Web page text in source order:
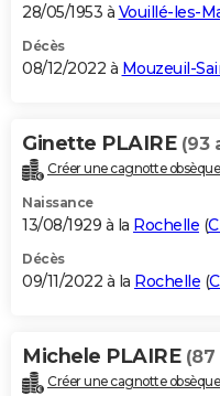
28/05/1953 à Vouillé-les-
Décès
08/12/2022 à Mouzeuil-
Ginette PLAIRE (93
Créer une cagnotte
Naissance
13/08/1929 à la Rochelle (
Décès
09/11/2022 à la Rochelle (
Michele PLAIRE (87
Créer une cagnotte